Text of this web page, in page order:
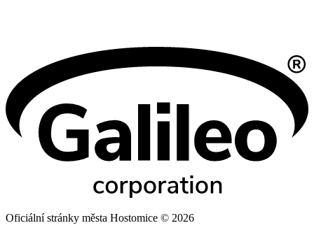
Oficiální stránky města Hostomice © 2026